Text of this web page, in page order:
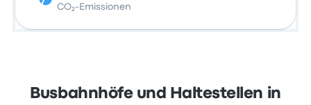
CO₂-Emissionen
Busbahnhöfe und Haltestellen in